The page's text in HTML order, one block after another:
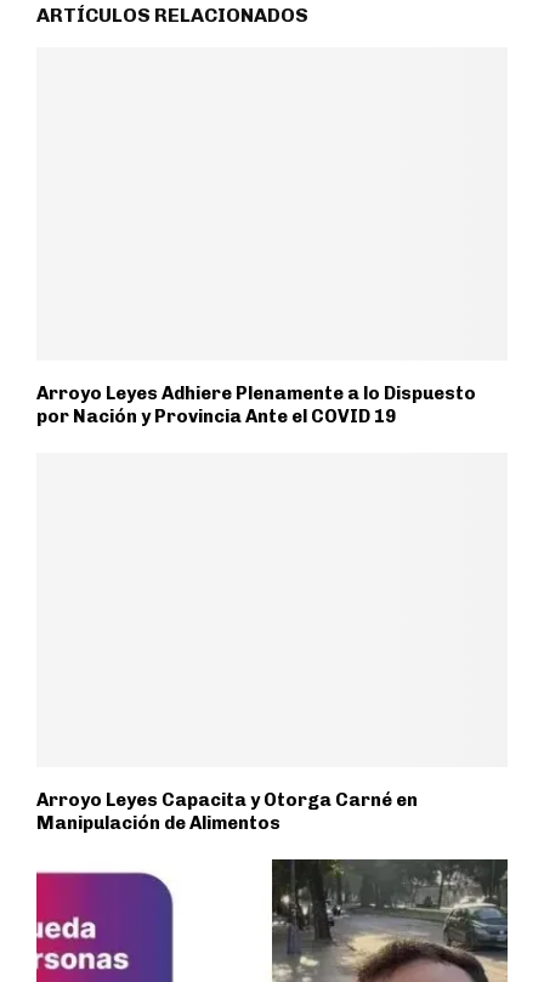
ARTÍCULOS RELACIONADOS
Arroyo Leyes Adhiere Plenamente a lo Dispuesto
por Nación y Provincia Ante el COVID 19
Arroyo Leyes Capacita y Otorga Carné en
Manipulación de Alimentos